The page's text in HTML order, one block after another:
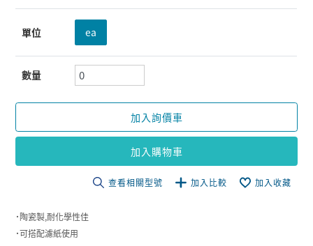
單位 ea
數量
加入詢價車
加入購物車
查看相關型號 加入比較 加入收藏
˙陶瓷製,耐化學性佳
˙可搭配濾紙使用